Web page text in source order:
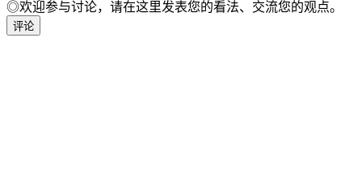
◎欢迎参与讨论，请在这里发表您的看法、交流您的观点。